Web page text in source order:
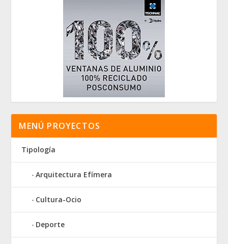
MENÚ PROYECTOS
Tipología
Arquitectura Efímera
Cultura-Ocio
Deporte